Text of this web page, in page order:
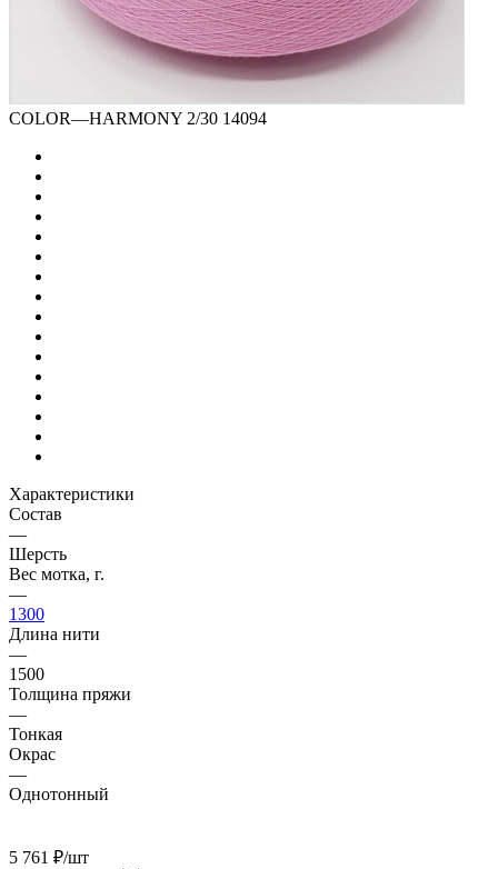
COLOR—HARMONY 2/30 14094
Характеристики
Состав
—
Шерсть
Вес мотка, г.
—
1300
Длина нити
—
1500
Толщина пряжи
—
Тонкая
Окрас
—
Однотонный
5 761 ₽/шт